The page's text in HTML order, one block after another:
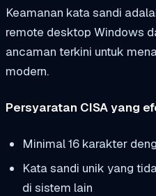
Keamanan kata sandi
remote desktop Windows
ancaman terkini untuk
modern.
Persyaratan CISA yang
Minimal 16 karakter
Kata sandi unik yang
di sistem lain